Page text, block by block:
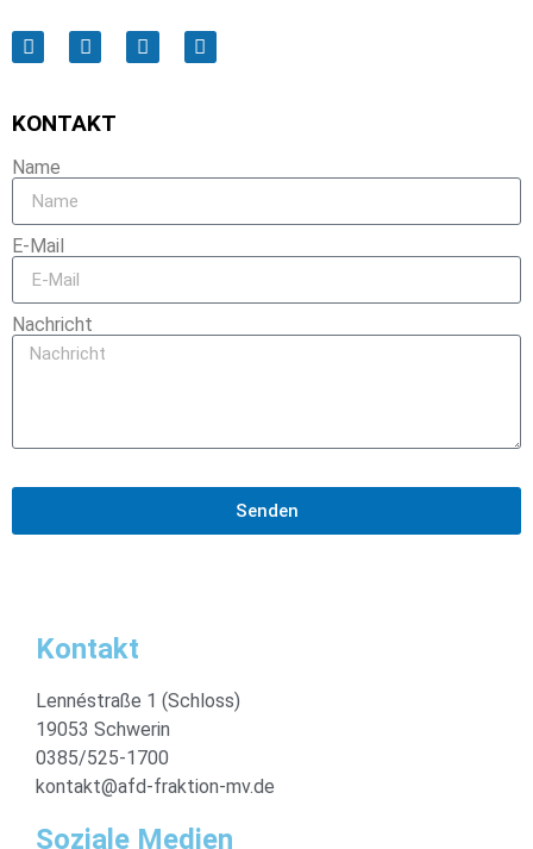
KONTAKT
Name
E-Mail
Nachricht
Senden
Kontakt
Lennéstraße 1 (Schloss)
19053 Schwerin
0385/525-1700
kontakt@afd-fraktion-mv.de
Soziale Medien